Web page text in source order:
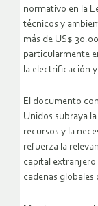
normativo en la
técnicos y
más de US$
particularmente
la electrificación
El documento
Unidos subraya
recursos y la
refuerza la
capital extranjero
cadenas